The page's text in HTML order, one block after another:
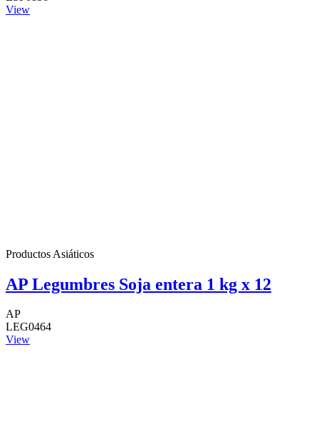
View
Productos Asiáticos
AP Legumbres Soja entera 1 kg x 12
AP
LEG0464
View